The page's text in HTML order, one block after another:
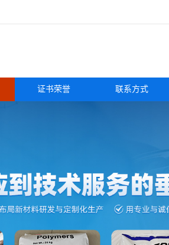
证书荣誉 联系方式